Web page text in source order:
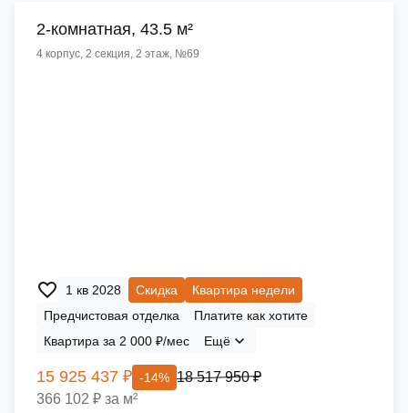
2-комнатная, 43.5 м²
4 корпус, 2 секция, 2 этаж, №69
1 кв 2028 Скидка
Квартира недели
Предчистовая отделка
Платите как хотите
Квартира за 2 000 ₽/мес
Ещё
15 925 437 ₽ -14% 18 517 950 ₽
366 102 ₽ за м²